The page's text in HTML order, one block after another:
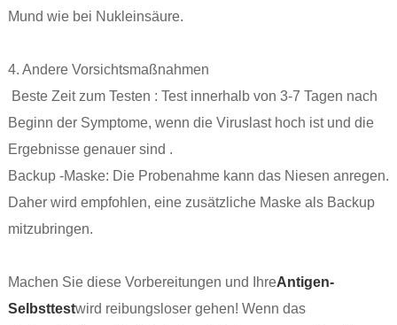
Mund wie bei Nukleinsäure.
4. Andere Vorsichtsmaßnahmen
‌ Beste Zeit zum Testen ‌: Test innerhalb von 3-7 Tagen nach
Beginn der Symptome, wenn die Viruslast hoch ist und die
Ergebnisse genauer sind ‌.
‌Backup -Maske: Die Probenahme kann das Niesen anregen.
Daher wird empfohlen, eine zusätzliche Maske als Backup‌
mitzubringen.
Machen Sie diese Vorbereitungen und IhreAntigen-
Selbsttestwird reibungsloser gehen! Wenn das